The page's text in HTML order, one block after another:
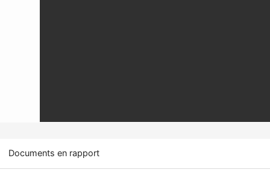
Documents en rapport